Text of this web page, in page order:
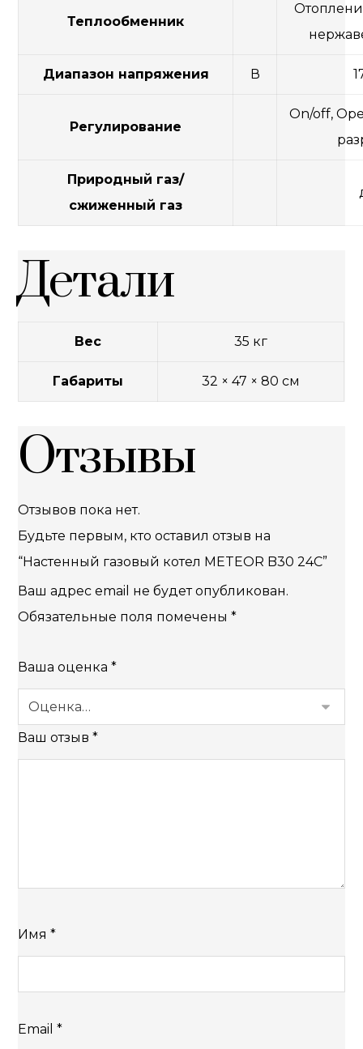
Теплообменник
Диапазон напряжения В
Регулирование
On/off,
Природный газ/
сжиженный газ
Детали
Вес 35 кг
Габариты 32 × 47 × 80 см
Отзывы
Отзывов пока нет.
Будьте первым, кто оставил отзыв на
“Настенный газовый котел METEOR B30 24C”
Ваш адрес email не будет опубликован.
Обязательные поля помечены*
Ваша оценка*
Ваш отзыв*
Имя*
Email*